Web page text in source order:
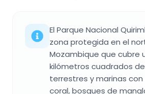
El Parque Nacional
zona protegida en el
Mozambique que cubre
kilómetros cuadrados
terrestres y marinas
coral, bosques de